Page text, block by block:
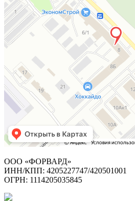
ООО «ФОРВАРД»
ИНН/КПП: 4205227747/420501001
ОГРН: 1114205035845